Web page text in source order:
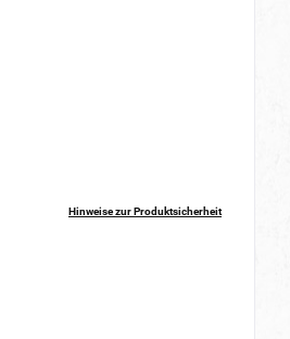
Hinweise zur Produktsicherheit